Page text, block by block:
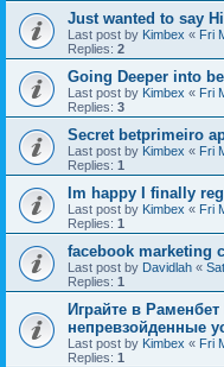
Just wanted to say
Last post by Kimbex « Fri
Replies: 2
Going Deeper into
Last post by Kimbex « Fri
Replies: 3
Secret betprimeiro
Last post by Kimbex « Fri
Replies: 1
Im happy I finally
Last post by Kimbex « Fri
Replies: 1
facebook marketing
Last post by Davidlah «
Replies: 1
Играйте в
непревзойденные
Last post by Kimbex « Fri
Replies: 1